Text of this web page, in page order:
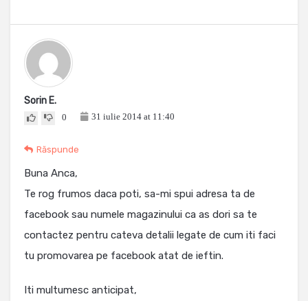
Sorin E.
0 31 iulie 2014 at 11:40
Răspunde
Buna Anca,
Te rog frumos daca poti, sa-mi spui adresa ta de
facebook sau numele magazinului ca as dori sa te
contactez pentru cateva detalii legate de cum iti faci
tu promovarea pe facebook atat de ieftin.
Iti multumesc anticipat,